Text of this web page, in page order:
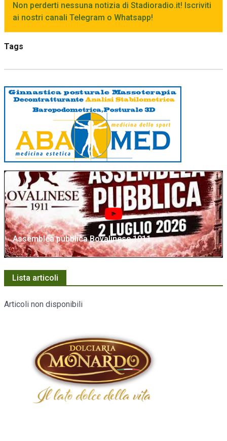
Non perderti nessuna notizia di Stadioradio.it! Iscriviti
ai nostri canali Telegram o Whatsapp!
Tags
Assemblea pubblica Bovalinese 1911
Lista articoli
Articoli non disponibili